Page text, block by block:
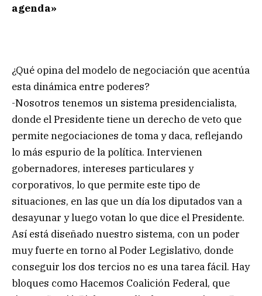
agenda»
¿Qué opina del modelo de negociación que acentúa
esta dinámica entre poderes?
-Nosotros tenemos un sistema presidencialista,
donde el Presidente tiene un derecho de veto que
permite negociaciones de toma y daca, reflejando
lo más espurio de la política. Intervienen
gobernadores, intereses particulares y
corporativos, lo que permite este tipo de
situaciones, en las que un día los diputados van a
desayunar y luego votan lo que dice el Presidente.
Así está diseñado nuestro sistema, con un poder
muy fuerte en torno al Poder Legislativo, donde
conseguir los dos tercios no es una tarea fácil. Hay
bloques como Hacemos Coalición Federal, que